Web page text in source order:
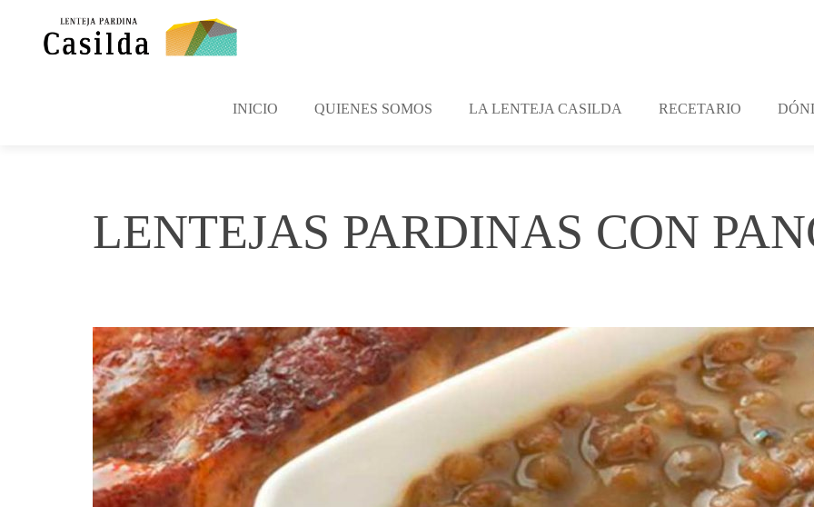
INICIO QUIENES SOMOS LA LENTEJA CASILDA RECETARIO
LENTEJAS PARDINAS CON